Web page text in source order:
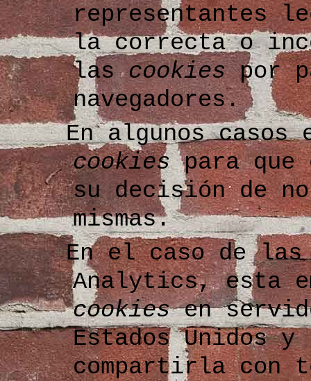
representantes
la correcta o
lascookiespor
navegadores.
En algunos
cookiespara que
su decisión de
mismas.
En el caso de
Analytics, esta
cookiesen
Estados Unidos y
compartirla con